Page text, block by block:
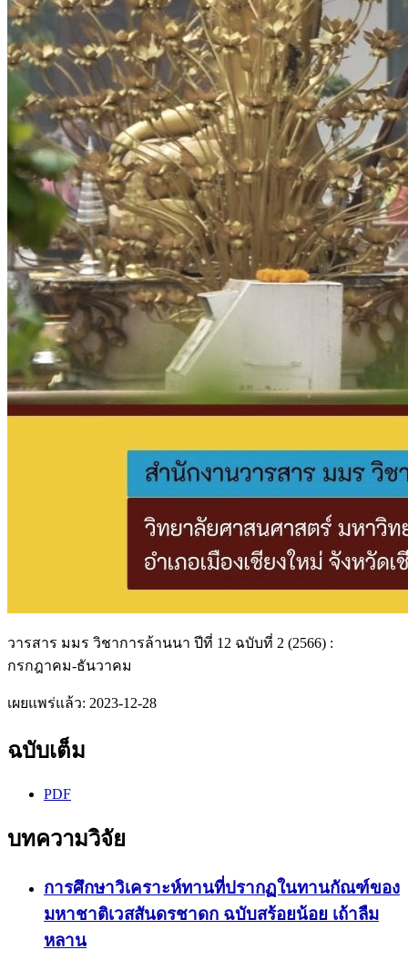
วารสาร มมร วิชาการล้านนา ปีที่ 12 ฉบับที่ 2 (2566) :
กรกฎาคม-ธันวาคม
เผยแพร่แล้ว: 2023-12-28
ฉบับเต็ม
PDF
บทความวิจัย
การศึกษาวิเคราะห์ทานที่ปรากฏในทานกัณฑ์ของ
มหาชาติเวสสันดรชาดก ฉบับสร้อยน้อย เถ้าลืม
หลาน